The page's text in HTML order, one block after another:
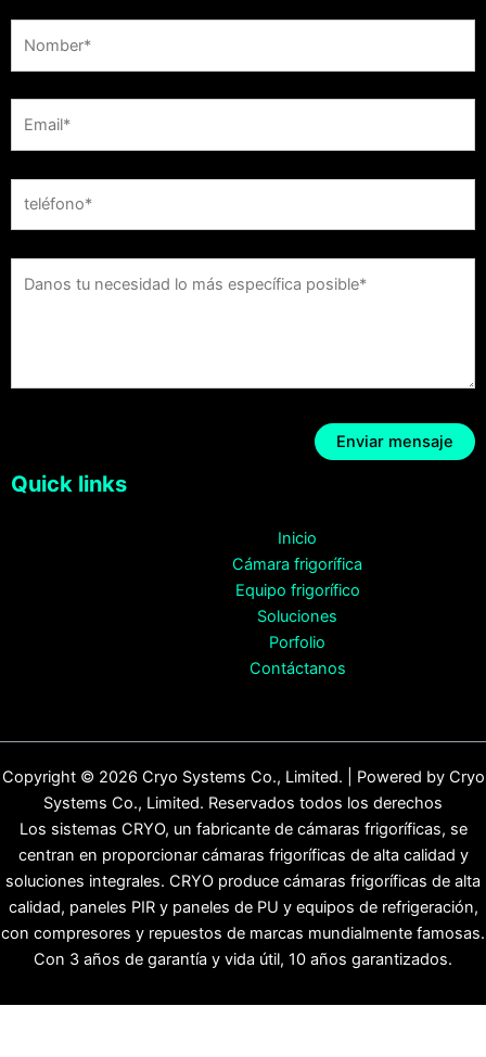
Quick links
Inicio
Cámara frigorífica
Equipo frigorífico
Soluciones
Porfolio
Contáctanos
Copyright © 2026 Cryo Systems Co., Limited. | Powered by Cryo
Systems Co., Limited. Reservados todos los derechos
Los sistemas CRYO, un fabricante de cámaras frigoríficas, se
centran en proporcionar cámaras frigoríficas de alta calidad y
soluciones integrales. CRYO produce cámaras frigoríficas de alta
calidad, paneles PIR y paneles de PU y equipos de refrigeración,
con compresores y repuestos de marcas mundialmente famosas.
Con 3 años de garantía y vida útil, 10 años garantizados.